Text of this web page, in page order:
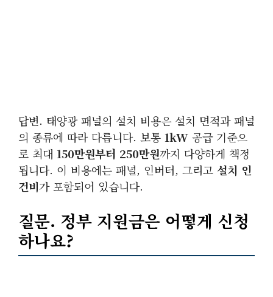
답변. 태양광 패널의 설치 비용은 설치 면적과 패널
의 종류에 따라 다릅니다. 보통 1kW 공급 기준으
로 최대 150만원부터 250만원까지 다양하게 책정
됩니다. 이 비용에는 패널, 인버터, 그리고 설치 인
건비가 포함되어 있습니다.
질문. 정부 지원금은 어떻게 신청
하나요?